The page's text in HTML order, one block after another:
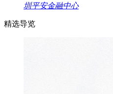
圳平安金融中心
精选导览